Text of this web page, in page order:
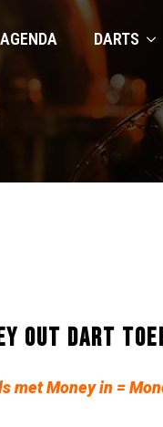
AGENDA DARTS
OUT DART
met Money in =